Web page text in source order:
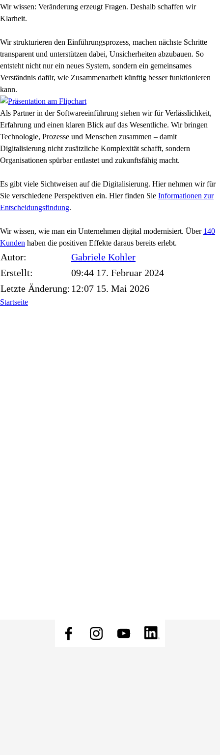
Wir wissen: Veränderung erzeugt Fragen. Deshalb schaffen wir
Klarheit.
Wir strukturieren den Einführungsprozess, machen nächste Schritte
transparent und unterstützen dabei, Unsicherheiten abzubauen. So
entsteht nicht nur ein neues System, sondern ein gemeinsames
Verständnis dafür, wie Zusammenarbeit künftig besser funktionieren
kann.
Als Partner in der Softwareeinführung stehen wir für Verlässlichkeit,
Erfahrung und einen klaren Blick auf das Wesentliche. Wir bringen
Technologie, Prozesse und Menschen zusammen – damit
Digitalisierung nicht zusätzliche Komplexität schafft, sondern
Organisationen spürbar entlastet und zukunftsfähig macht.
Es gibt viele Sichtweisen auf die Digitalisierung. Hier nehmen wir für
Sie verschiedene Perspektiven ein. Hier finden Sie Informationen zur
Entscheidungsfindung.
Wir wissen, wie man ein Unternehmen digital modernisiert. Über 140
Kunden haben die positiven Effekte daraus bereits erlebt.
Autor: Gabriele Kohler
Erstellt:
09:44 17. Februar 2024
Letzte Änderung: 12:07 15. Mai 2026
Startseite